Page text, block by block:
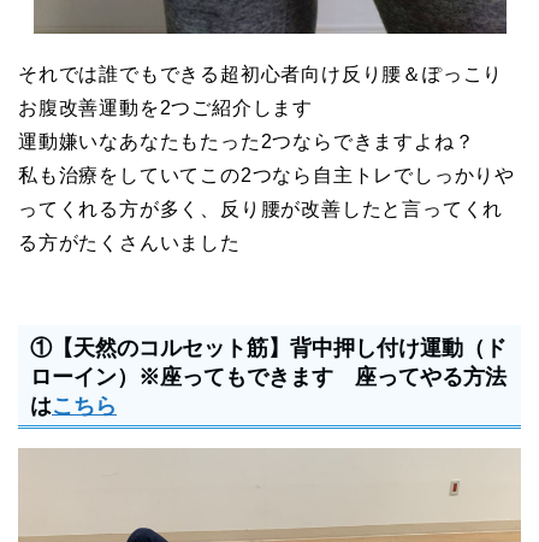
それでは誰でもできる超初心者向け反り腰＆ぽっこり
お腹改善運動を2つご紹介します
運動嫌いなあなたもたった2つならできますよね？
私も治療をしていてこの2つなら自主トレでしっかりや
ってくれる方が多く、反り腰が改善したと言ってくれ
る方がたくさんいました
①【天然のコルセット筋】背中押し付け運動（ド
ローイン）※座ってもできます 座ってやる方法
はこちら